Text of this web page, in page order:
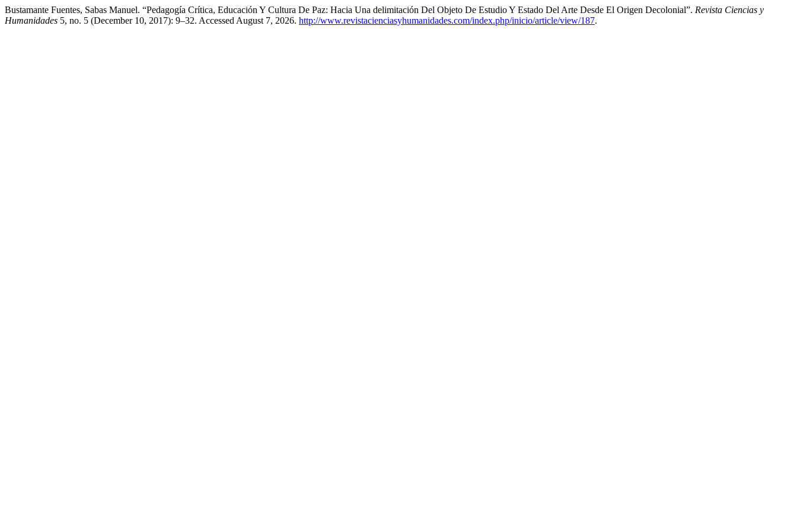
Bustamante Fuentes, Sabas Manuel. “Pedagogía Crítica, Educación Y Cultura De Paz: Hacia Una delimitación Del Objeto De Estudio Y Estado Del Arte Desde El Origen Decolonial”. Revista Ciencias y
Humanidades 5, no. 5 (December 10, 2017): 9–32. Accessed August 7, 2026. http://www.revistacienciasyhumanidades.com/index.php/inicio/article/view/187.